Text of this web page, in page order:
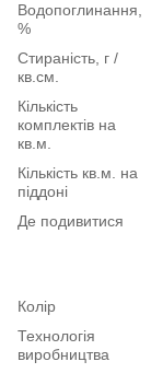
Водопоглинання,
%
Стираність, г /
кв.см.
Кількість
комплектів на
кв.м.
Кількість кв.м. на
піддоні
Де подивитися
Колір
Технологія
виробництва